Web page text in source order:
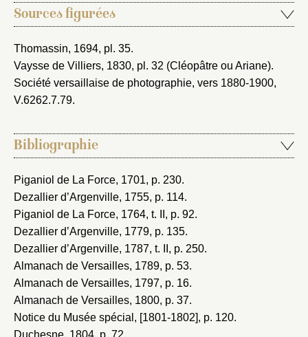
Sources figurées
Thomassin, 1694, pl. 35.
Vaysse de Villiers, 1830, pl. 32 (Cléopâtre ou Ariane).
Société versaillaise de photographie, vers 1880-1900,
V.6262.7.79.
Bibliographie
Piganiol de La Force, 1701, p. 230.
Dezallier d’Argenville, 1755, p. 114.
Piganiol de La Force, 1764, t. II, p. 92.
Dezallier d’Argenville, 1779, p. 135.
Dezallier d’Argenville, 1787, t. II, p. 250.
Almanach de Versailles, 1789, p. 53.
Almanach de Versailles, 1797, p. 16.
Almanach de Versailles, 1800, p. 37.
Notice du Musée spécial, [1801-1802], p. 120.